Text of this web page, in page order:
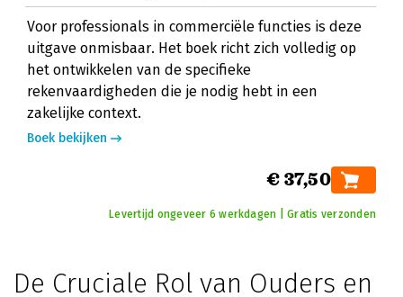
Voor professionals in commerciële functies is deze
uitgave onmisbaar. Het boek richt zich volledig op
het ontwikkelen van de specifieke
rekenvaardigheden die je nodig hebt in een
zakelijke context.
Boek bekijken
€ 37,50
Levertijd ongeveer 6 werkdagen | Gratis verzonden
De Cruciale Rol van Ouders en